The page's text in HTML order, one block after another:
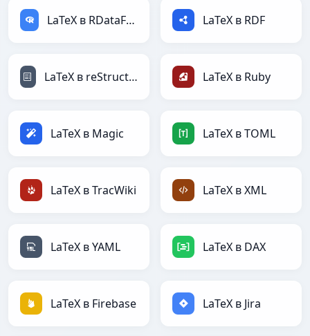
LaTeX в RDataFrame LaTeX в RDF
LaTeX в reStructuredText LaTeX в Ruby
LaTeX в Magic LaTeX в TOML
LaTeX в TracWiki LaTeX в XML
LaTeX в YAML LaTeX в DAX
LaTeX в Firebase LaTeX в Jira